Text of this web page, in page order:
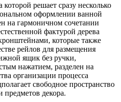
решает сразу несколько
оформлении ванной
на гармоничном сочетании
фактурой дерева
которые также
рейлов для размещения
ящик без ручки,
нажатием, разделен на
организации процесса
свободное пространство
предметов декора.